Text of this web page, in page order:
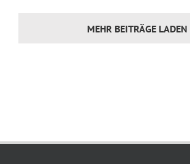
MEHR BEITRÄGE LADEN